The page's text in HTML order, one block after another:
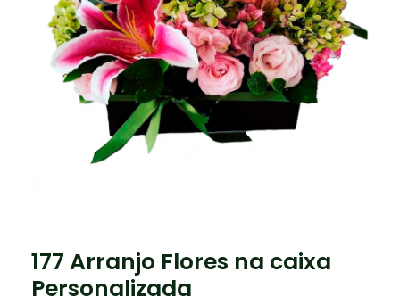
177 Arranjo Flores na caixa
Personalizada